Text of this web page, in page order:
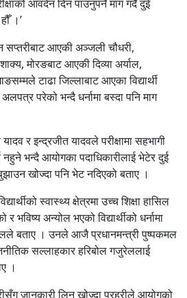
आवदेन दिन पाउनुपर्ने माग गर्दै दुई
।’
सप्तरीबाट आएकी अञ्जली चौधरी,
मोरङबाट आएकी दिव्या अर्याल,
टाढा जिल्लाबाट आएका विद्यार्थी
परेको भन्दै धर्नामा बस्दा पनि माग
र इन्द्रजीत यादवले परीक्षामा सहभागी
नहुने भन्दै आयोगका पदाधिकारीलाई भेटेर दुई
खोज्दा पनि भेट नदिएको बताए ।
स्वास्थ्य क्षेत्रमा उच्च शिक्षा हासिल
भविष्य अन्योल भएको विद्यार्थीको धर्नामा
बताए । उनले आजै प्रधानमन्त्री पुष्पकमल
सल्लाहकार हरिबोल गजुरेललाई
।
जानकारी लिन खोज्दा प्रहरीले आयोगको